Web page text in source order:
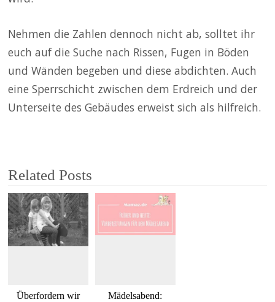
Nehmen die Zahlen dennoch nicht ab, solltet ihr
euch auf die Suche nach Rissen, Fugen in Böden
und Wänden begeben und diese abdichten. Auch
eine Sperrschicht zwischen dem Erdreich und der
Unterseite des Gebäudes erweist sich als hilfreich.
Related Posts
Überfordern wir
Mädelsabend: